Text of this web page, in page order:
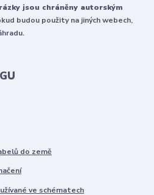
jsou chráněny autorským
budou použity na jiných webech,
do země
ve schématech